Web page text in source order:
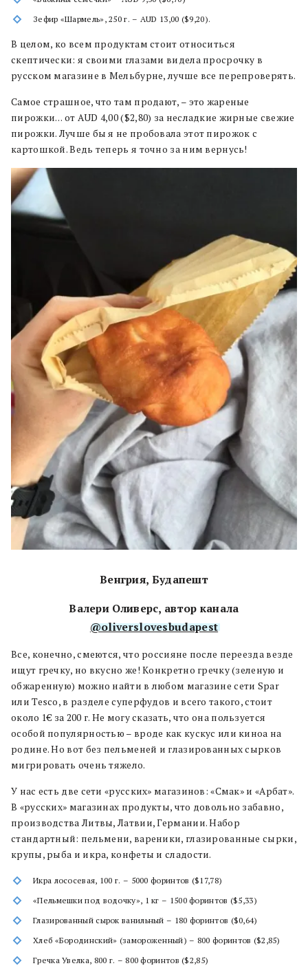
Зефир «Шармель», 250 г. – AUD 13,00 ($9,20).
В целом, ко всем продуктам стоит относиться
скептически: я своими глазами видела просрочку в
русском магазине в Мельбурне, лучше все перепроверять.
Самое страшное, что там продают, – это жареные
пирожки… от AUD 4,00 ($2,80) за несладкие жирные свежие
пирожки. Лучше бы я не пробовала этот пирожок с
картошкой. Ведь теперь я точно за ним вернусь!
Венгрия, Будапешт
Валери Оливерс, автор канала
@oliverslovesbudapest
Все, конечно, смеются, что россияне после переезда везде
ищут гречку, но вкусно же! Конкретно гречку (зеленую и
обжаренную) можно найти в любом магазине сети Spar
или Tesco, в разделе суперфудов и всего такого, стоит
около 1€ за 200 г. Не могу сказать, что она пользуется
особой популярностью – вроде как кускус или киноа на
родине. Но вот без пельменей и глазированных сырков
мигрировать очень тяжело.
У нас есть две сети «русских» магазинов: «Смак» и «Арбат».
В «русских» магазинах продукты, что довольно забавно,
производства Литвы, Латвии, Германии. Набор
стандартный: пельмени, вареники, глазированные сырки,
крупы, рыба и икра, конфеты и сладости.
Икра лососевая, 100 г. – 5000 форинтов ($17,78)
«Пельмешки под водочку», 1 кг – 1500 форинтов ($5,33)
Глазированный сырок ванильный – 180 форинтов ($0,64)
Хлеб «Бородинский» (замороженный) – 800 форинтов ($2,85)
Гречка Увелка, 800 г. – 800 форинтов ($2,85)